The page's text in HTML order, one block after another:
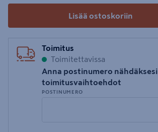
Lisää ostoskoriin
Toimitus
Toimitettavissa
Anna postinumero nähdäksesi
toimitusvaihtoehdot
POSTINUMERO